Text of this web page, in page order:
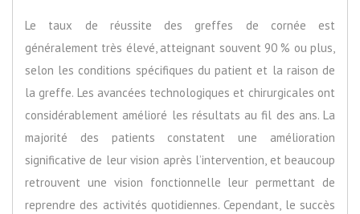
Le taux de réussite des greffes de cornée est
généralement très élevé, atteignant souvent 90 % ou plus,
selon les conditions spécifiques du patient et la raison de
la greffe. Les avancées technologiques et chirurgicales ont
considérablement amélioré les résultats au fil des ans. La
majorité des patients constatent une amélioration
significative de leur vision après l’intervention, et beaucoup
retrouvent une vision fonctionnelle leur permettant de
reprendre des activités quotidiennes. Cependant, le succès